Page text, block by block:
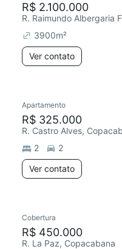
R$ 2.100.000
R. Raimundo Albergaria
3900m²
Ver contato
Apartamento
R$ 325.000
R. Castro Alves,
2
2
Ver contato
Chegou este mês
Cobertura
R$ 450.000
R. La Paz, Copacabana